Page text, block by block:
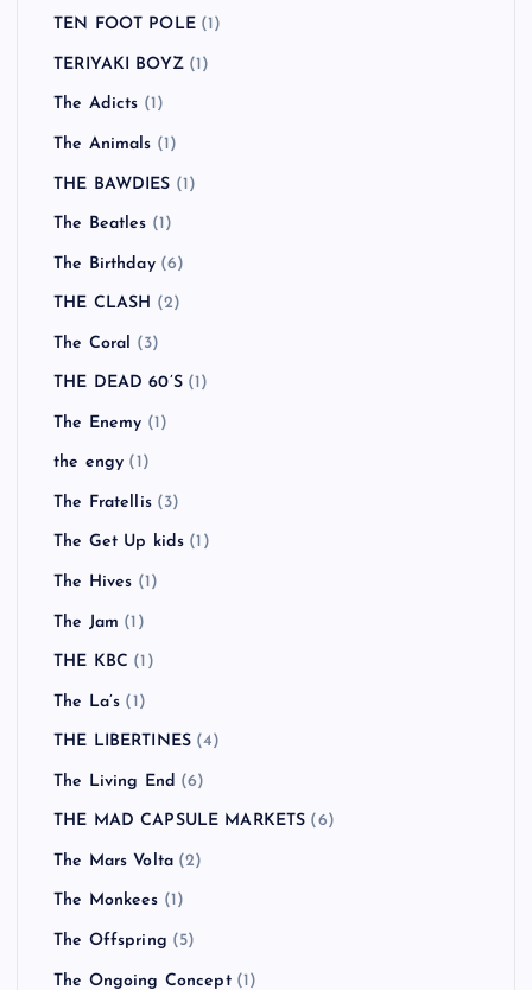
TEN FOOT POLE(1)
TERIYAKI BOYZ(1)
The Adicts (1)
The Animals (1)
THE BAWDIES (1)
The Beatles (1)
The Birthday(6)
THE CLASH (2)
The Coral (3)
THE DEAD 60’S(1)
The Enemy (1)
the engy (1)
The Fratellis(3)
The Get Up kids (1)
The Hives (1)
The Jam (1)
THE KBC (1)
The La’s (1)
THE LIBERTINES (4)
The Living End (6)
THE MAD CAPSULE MARKETS (6)
The Mars Volta (2)
The Monkees (1)
The Offspring (5)
The Ongoing Concept(1)